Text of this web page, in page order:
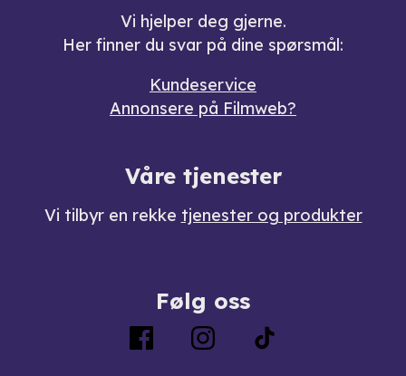
Vi hjelper deg gjerne.
Her finner du svar på dine spørsmål:
Kundeservice
Annonsere på Filmweb?
Våre tjenester
Vi tilbyr en rekke tjenester og produkter
Følg oss